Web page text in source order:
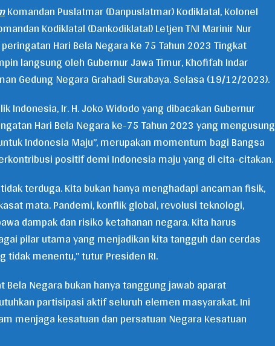
Komandan Puslatmar (Danpuslatmar) Kodiklatal, Kolonel
Kodiklatal (Dankodiklatal) Letjen TNI Marinir Nur
Hari Bela Negara Ke 75 Tahun 2023 Tingkat
langsung oleh Gubernur Jawa Timur, Khofifah Indar
Gedung Negara Grahadi Surabaya. Selasa (19/12/2023).
Indonesia, Ir. H. Joko Widodo yang dibacakan Gubernur
Hari Bela Negara ke-75 Tahun 2023 yang mengusung
Indonesia Maju”, merupakan momentum bagi Bangsa
positif demi Indonesia maju yang di cita-citakan.
terduga. Kita bukan hanya menghadapi ancaman fisik,
mata. Pandemi, konflik global, revolusi teknologi,
dampak dan risiko ketahanan negara. Kita harus
pilar utama yang menjadikan kita tangguh dan cerdas
menentu,” tutur Presiden RI.
Bela Negara bukan hanya tanggung jawab aparat
partisipasi aktif seluruh elemen masyarakat. Ini
menjaga kesatuan dan persatuan Negara Kesatuan